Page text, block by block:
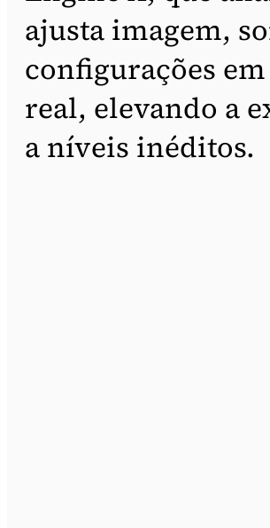
ajusta imagem,
configurações
real, elevando a
a níveis inéditos.